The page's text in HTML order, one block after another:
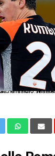
Antonello Sammarco/Image Sport